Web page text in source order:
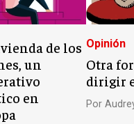
de los
un
en
Opinión
Otra
dirigir
Por